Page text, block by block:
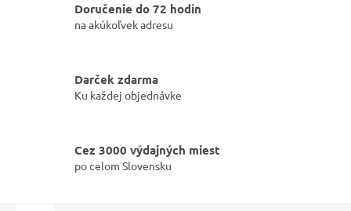
Doručenie do 72 hodín
na akúkoľvek adresu
Darček zdarma
Ku každej objednávke
Cez 3000 výdajných miest
po celom Slovensku